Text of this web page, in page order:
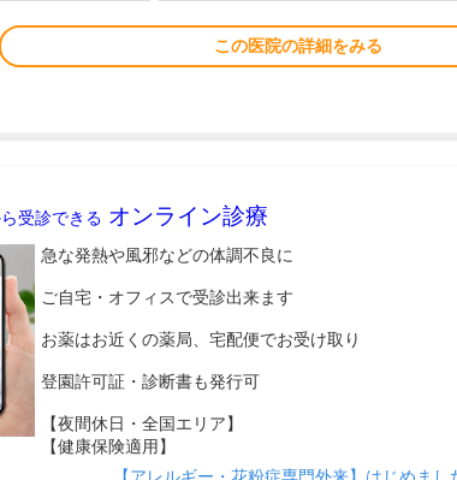
この医院の詳細をみる
受診できる オンライン診療
急な発熱や風邪などの体調不良に
ご自宅・オフィスで受診出来ます
お薬はお近くの薬局、宅配便でお受け取り
登園許可証・診断書も発行可
【夜間休日・全国エリア】
【健康保険適用】